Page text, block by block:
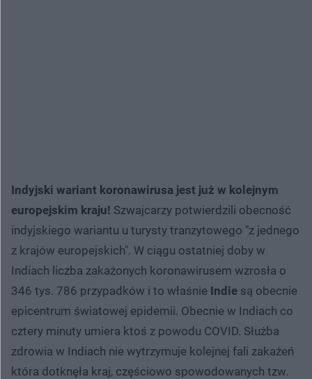
Indyjski wariant koronawirusa jest już w kolejnym
europejskim kraju! Szwajcarzy potwierdzili obecność
indyjskiego wariantu u turysty tranzytowego "z jednego
z krajów europejskich". W ciągu ostatniej doby w
Indiach liczba zakażonych koronawirusem wzrosła o
346 tys. 786 przypadków i to właśnie Indie są obecnie
epicentrum światowej epidemii. Obecnie w Indiach co
cztery minuty umiera ktoś z powodu COVID. Służba
zdrowia w Indiach nie wytrzymuje kolejnej fali zakażeń
która dotknęła kraj, częściowo spowodowanych tzw.